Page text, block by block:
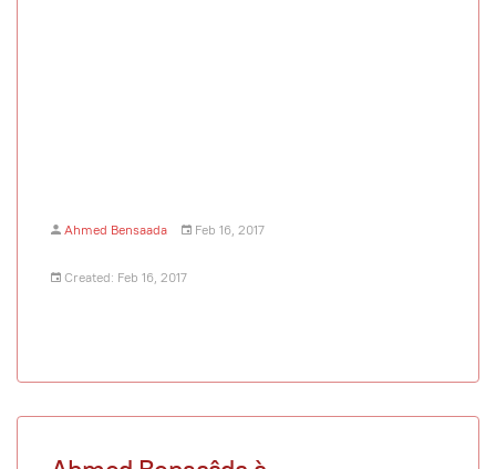
Ahmed Bensaada Feb 16, 2017
Created: Feb 16, 2017